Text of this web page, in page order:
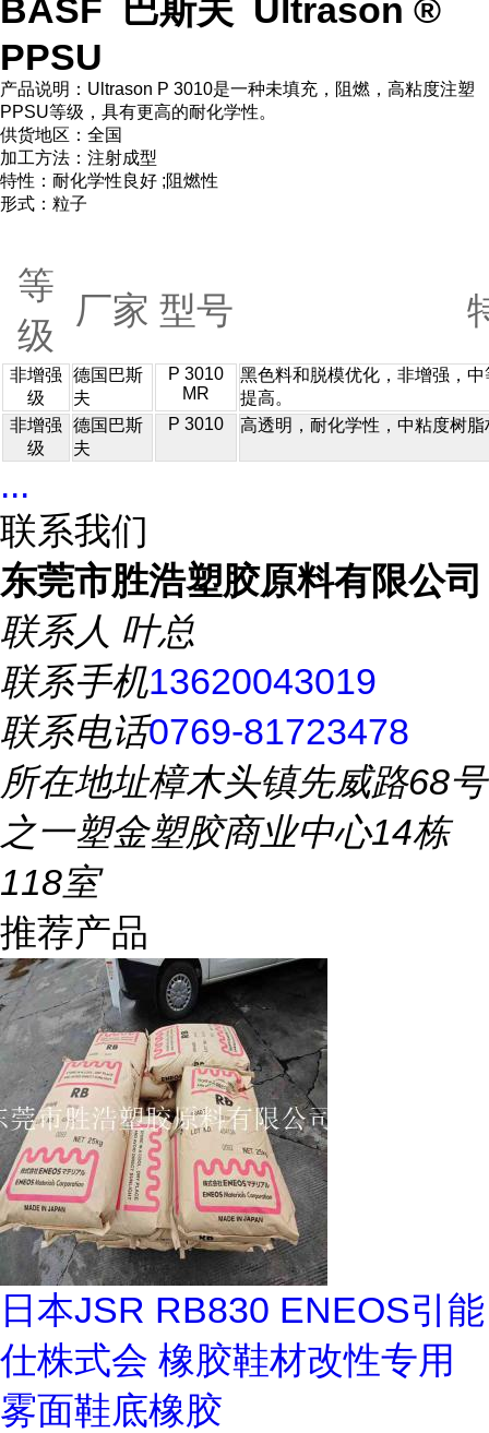
BASF 巴斯夫 Ultrason ®
PPSU
产品说明：Ultrason P 3010是一种未填充，阻燃，高粘度注塑
PPSU等级，具有更高的耐化学性。
供货地区：全国
加工方法：注射成型
特性：耐化学性良好 ;阻燃性
形式：粒子
等
级
厂家 型号
非增强
级
德国巴斯
夫
P 3010
MR
黑色料和脱模优化，非增强，
提高。
非增强
级
德国巴斯
夫
P 3010 高透明，耐化学性，中粘度树
...
联系我们
东莞市胜浩塑胶原料有限公司
联系人 叶总
联系手机13620043019
联系电话0769-81723478
所在地址樟木头镇先威路68号
之一塑金塑胶商业中心14栋
118室
推荐产品
日本JSR RB830 ENEOS引能
仕株式会 橡胶鞋材改性专用
雾面鞋底橡胶